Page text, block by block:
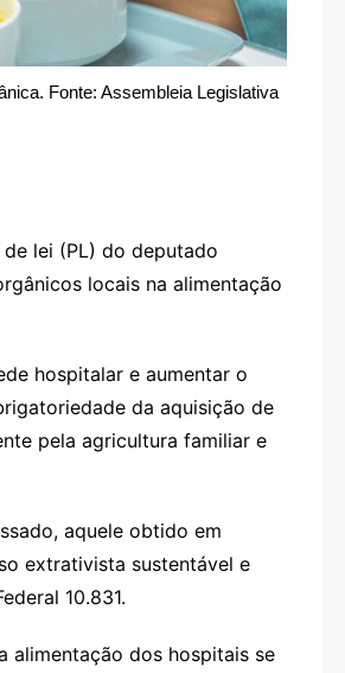
Fonte: Assembleia Legislativa
lei (PL) do deputado
locais na alimentação
hospitalar e aumentar o
da aquisição de
pela agricultura familiar e
aquele obtido em
extrativista sustentável e
10.831.
alimentação dos hospitais se